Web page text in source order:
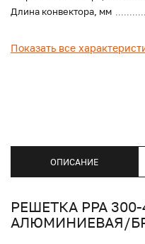
Длина конвектора, мм
Показать все
ОПИСАНИЕ
РЕШЕТКА PPA
АЛЮМИНИЕВАЯ/